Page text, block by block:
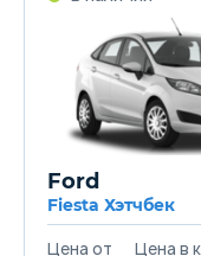
Ford
Fiesta Хэтчбек